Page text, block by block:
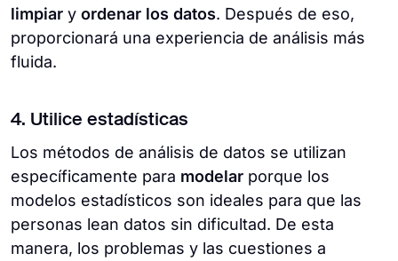
limpiar y ordenar los datos. Después de eso,
proporcionará una experiencia de análisis más
fluida.
4. Utilice estadísticas
Los métodos de análisis de datos se utilizan
específicamente para modelar porque los
modelos estadísticos son ideales para que las
personas lean datos sin dificultad. De esta
manera, los problemas y las cuestiones a